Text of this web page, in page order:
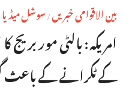
بین الاقوامی خبریں / سوشل
امریکہ : بالٹی مور بریج
کے ٹکرانے کے باعث